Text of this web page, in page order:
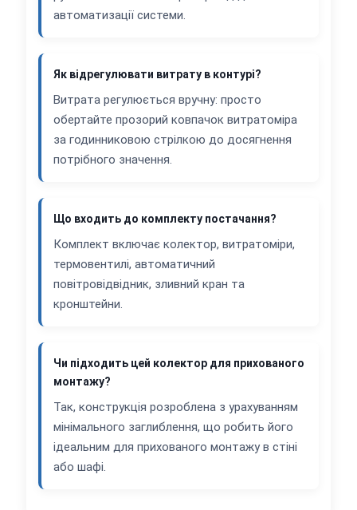
автоматизації системи.
Як відрегулювати витрату в контурі?
Витрата регулюється вручну: просто
обертайте прозорий ковпачок витратоміра
за годинниковою стрілкою до досягнення
потрібного значення.
Що входить до комплекту постачання?
Комплект включає колектор, витратоміри,
термовентилі, автоматичний
повітровідвідник, зливний кран та
кронштейни.
Чи підходить цей колектор для прихованого
монтажу?
Так, конструкція розроблена з урахуванням
мінімального заглиблення, що робить його
ідеальним для прихованого монтажу в стіні
або шафі.